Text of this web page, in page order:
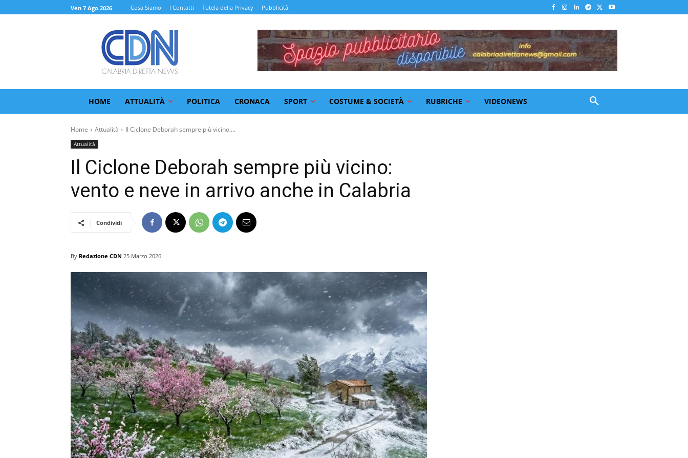
Ven 7 Ago 2026 Cosa Siamo I Contatti Tutela della Privacy Pubblicità
HOME ATTUALITÀ POLITICA CRONACA SPORT COSTUME & SOCIETÀ RUBRICHE VIDEONEWS
Home Attualità Il Ciclone Deborah sempre più vicino:...
Attualità
Il Ciclone Deborah sempre più vicino:
vento e neve in arrivo anche in Calabria
Condividi
By Redazione CDN 25 Marzo 2026